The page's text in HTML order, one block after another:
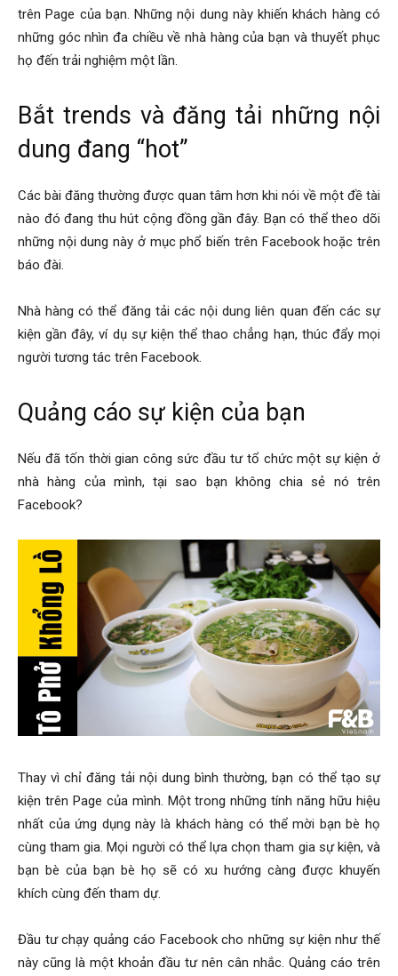
trên Page của bạn. Những nội dung này khiến khách hàng có
những góc nhìn đa chiều về nhà hàng của bạn và thuyết phục
họ đến trải nghiệm một lần.
Bắt trends và đăng tải những nội
dung đang “hot”
Các bài đăng thường được quan tâm hơn khi nói về một đề tài
nào đó đang thu hút cộng đồng gần đây. Bạn có thể theo dõi
những nội dung này ở mục phổ biến trên Facebook hoặc trên
báo đài.
Nhà hàng có thể đăng tải các nội dung liên quan đến các sự
kiện gần đây, ví dụ sự kiện thể thao chẳng hạn, thúc đẩy mọi
người tương tác trên Facebook.
Quảng cáo sự kiện của bạn
Nếu đã tốn thời gian công sức đầu tư tổ chức một sự kiện ở
nhà hàng của mình, tại sao bạn không chia sẻ nó trên
Facebook?
Thay vì chỉ đăng tải nội dung bình thường, bạn có thể tạo sự
kiện trên Page của mình. Một trong những tính năng hữu hiệu
nhất của ứng dụng này là khách hàng có thể mời bạn bè họ
cùng tham gia. Mọi người có thể lựa chọn tham gia sự kiện, và
bạn bè của bạn bè họ sẽ có xu hướng càng được khuyến
khích cùng đến tham dự.
Đầu tư chạy quảng cáo Facebook cho những sự kiện như thế
này cũng là một khoản đầu tư nên cân nhắc. Quảng cáo trên